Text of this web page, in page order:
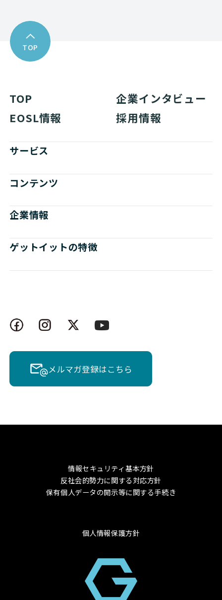
TOP
TOP
企業インタビュー
EOSL情報
採用情報
サービス
コンテンツ
企業情報
ゲットイットの特徴
メルマガ登録はこちら
情報セキュリティ基本方針
反社会的勢力に関する対応方針
保有個人データの開示等に関する手続き
個人情報保護方針